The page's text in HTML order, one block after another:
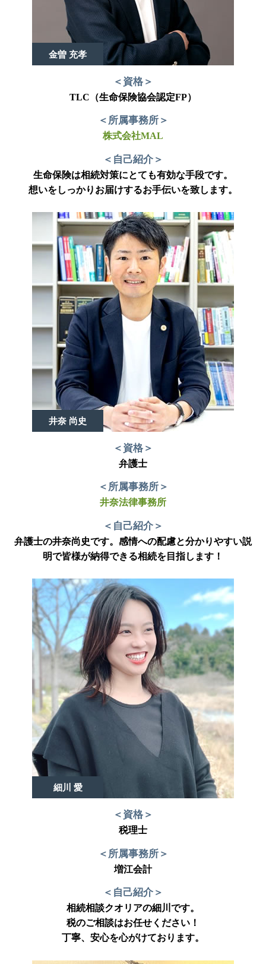
金曽 充孝
＜資格＞
TLC（生命保険協会認定FP）
＜所属事務所＞
株式会社MAL
＜自己紹介＞
生命保険は相続対策にとても有効な手段です。
想いをしっかりお届けするお手伝いを致します。
井奈 尚史
＜資格＞
弁護士
＜所属事務所＞
井奈法律事務所
＜自己紹介＞
弁護士の井奈尚史です。感情への配慮と分かりやすい説
明で皆様が納得できる相続を目指します！
細川 愛
＜資格＞
税理士
＜所属事務所＞
増江会計
＜自己紹介＞
相続相談クオリアの細川です。
税のご相談はお任せください！
丁寧、安心を心がけております。